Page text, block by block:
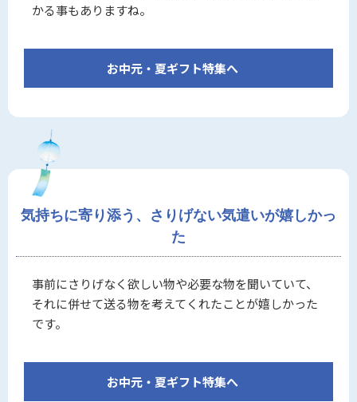
かる事もありますね。
お中元・夏ギフト特集へ
気持ちに寄り添う、さりげない気遣いが嬉しかっ
た
事前にさりげなく欲しい物や必要な物を聞いていて、
それに併せて送る物を考えてくれたことが嬉しかった
です。
お中元・夏ギフト特集へ